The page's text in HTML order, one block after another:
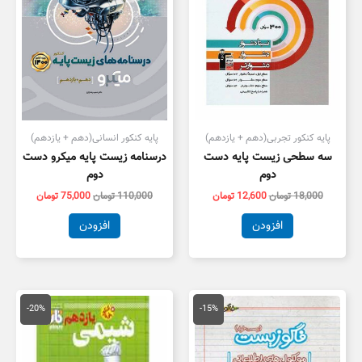
پایه کنکور تجربی(دهم + یازدهم)
سه سطحی زیست پایه دست
دوم
18,000تومان12,600 تومان
افزودن
پایه کنکور انسانی(دهم + یازدهم)
درسنامه زیست پایه میکرو دست
دوم
110,000تومان75,000تومان
افزودن
-15%
قیمت
اصلی
24,000 تومان
بود.
قیمت
فعلی
است.
-20%
قیمت
اصلی
105,000 تومان
بود.
قیمت
فعلی